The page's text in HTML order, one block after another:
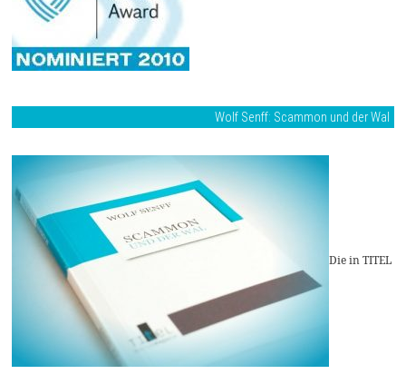
Wolf Senff: Scammon und der Wal
Die in TITEL